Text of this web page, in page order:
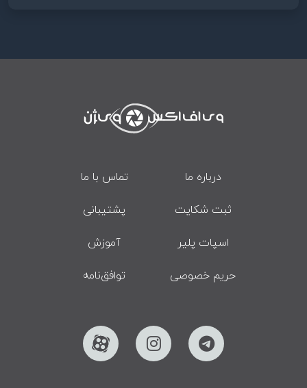
درباره ما تماس با ما
ثبت شکایت پشتیبانی
اسپات پلیر آموزش
حریم خصوصی توافق‌نامه